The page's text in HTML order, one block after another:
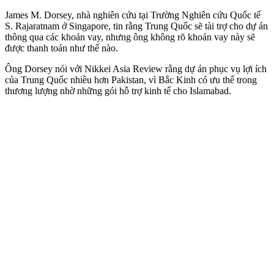
James M. Dorsey, nhà nghiên cứu tại Trường Nghiên cứu Quốc tế
S. Rajaratnam ở Singapore, tin rằng Trung Quốc sẽ tài trợ cho dự án
thông qua các khoản vay, nhưng ông không rõ khoản vay này sẽ
được thanh toán như thế nào.
Ông Dorsey nói với Nikkei Asia Review rằng dự án phục vụ lợi ích
của Trung Quốc nhiều hơn Pakistan, vì Bắc Kinh có ưu thế trong
thương lượng nhờ những gói hỗ trợ kinh tế cho Islamabad.